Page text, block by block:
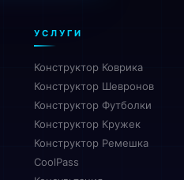
УСЛУГИ
Конструктор Коврика
Конструктор Шевронов
Конструктор Футболки
Конструктор Кружек
Конструктор Ремешка
CoolPass